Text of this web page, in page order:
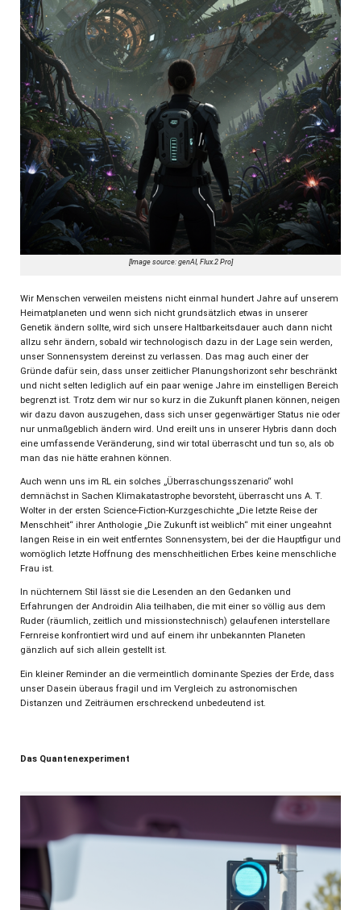
[Image source: genAI, Flux.2 Pro]
Wir Menschen verweilen meistens nicht einmal hundert Jahre auf unserem
Heimatplaneten und wenn sich nicht grundsätzlich etwas in unserer
Genetik ändern sollte, wird sich unsere Haltbarkeitsdauer auch dann nicht
allzu sehr ändern, sobald wir technologisch dazu in der Lage sein werden,
unser Sonnensystem dereinst zu verlassen. Das mag auch einer der
Gründe dafür sein, dass unser zeitlicher Planungshorizont sehr beschränkt
und nicht selten lediglich auf ein paar wenige Jahre im einstelligen Bereich
begrenzt ist. Trotz dem wir nur so kurz in die Zukunft planen können, neigen
wir dazu davon auszugehen, dass sich unser gegenwärtiger Status nie oder
nur unmaßgeblich ändern wird. Und ereilt uns in unserer Hybris dann doch
eine umfassende Veränderung, sind wir total überrascht und tun so, als ob
man das nie hätte erahnen können.
Auch wenn uns im RL ein solches „Überraschungsszenario“ wohl
demnächst in Sachen Klimakatastrophe bevorsteht, überrascht uns A. T.
Wolter in der ersten Science-Fiction-Kurzgeschichte „Die letzte Reise der
Menschheit“ ihrer Anthologie „Die Zukunft ist weiblich“ mit einer ungeahnt
langen Reise in ein weit entferntes Sonnensystem, bei der die Hauptfigur und
womöglich letzte Hoffnung des menschheitlichen Erbes keine menschliche
Frau ist.
In nüchternem Stil lässt sie die Lesenden an den Gedanken und
Erfahrungen der Androidin Alia teilhaben, die mit einer so völlig aus dem
Ruder (räumlich, zeitlich und missionstechnisch) gelaufenen interstellare
Fernreise konfrontiert wird und auf einem ihr unbekannten Planeten
gänzlich auf sich allein gestellt ist.
Ein kleiner Reminder an die vermeintlich dominante Spezies der Erde, dass
unser Dasein überaus fragil und im Vergleich zu astronomischen
Distanzen und Zeiträumen erschreckend unbedeutend ist.
Das Quantenexperiment